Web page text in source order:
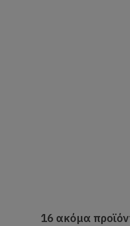
16 ακόμα